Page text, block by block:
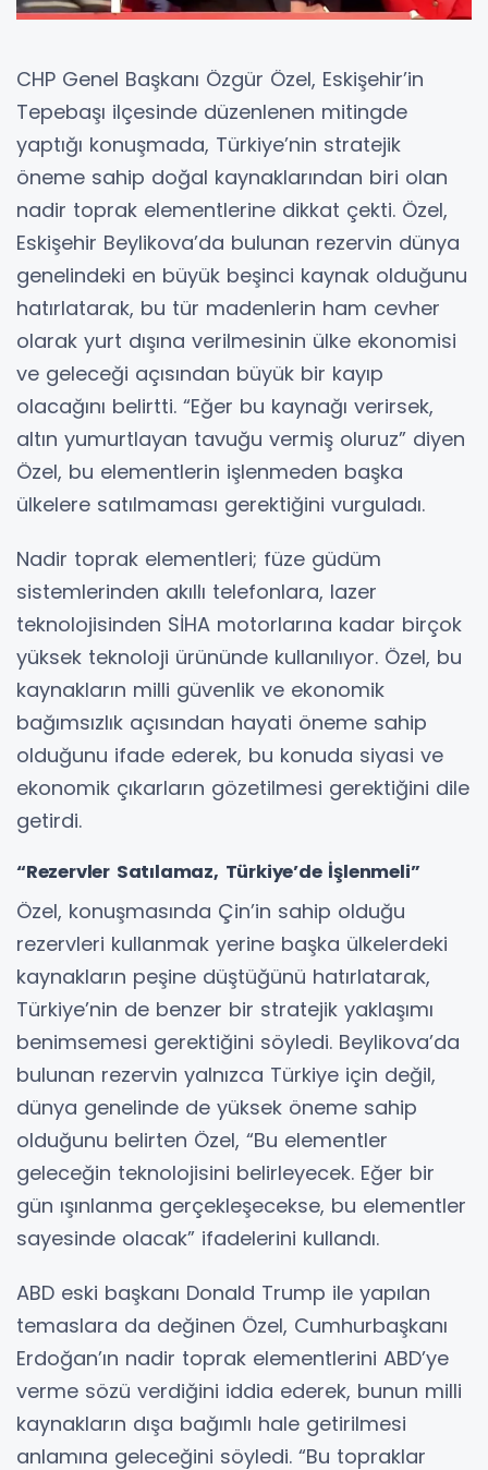
CHP Genel Başkanı Özgür Özel, Eskişehir’in
Tepebaşı ilçesinde düzenlenen mitingde
yaptığı konuşmada, Türkiye’nin stratejik
öneme sahip doğal kaynaklarından biri olan
nadir toprak elementlerine dikkat çekti. Özel,
Eskişehir Beylikova’da bulunan rezervin dünya
genelindeki en büyük beşinci kaynak olduğunu
hatırlatarak, bu tür madenlerin ham cevher
olarak yurt dışına verilmesinin ülke ekonomisi
ve geleceği açısından büyük bir kayıp
olacağını belirtti. “Eğer bu kaynağı verirsek,
altın yumurtlayan tavuğu vermiş oluruz” diyen
Özel, bu elementlerin işlenmeden başka
ülkelere satılmaması gerektiğini vurguladı.
Nadir toprak elementleri; füze güdüm
sistemlerinden akıllı telefonlara, lazer
teknolojisinden SİHA motorlarına kadar birçok
yüksek teknoloji ürününde kullanılıyor. Özel, bu
kaynakların milli güvenlik ve ekonomik
bağımsızlık açısından hayati öneme sahip
olduğunu ifade ederek, bu konuda siyasi ve
ekonomik çıkarların gözetilmesi gerektiğini dile
getirdi.
“Rezervler Satılamaz, Türkiye’de İşlenmeli”
Özel, konuşmasında Çin’in sahip olduğu
rezervleri kullanmak yerine başka ülkelerdeki
kaynakların peşine düştüğünü hatırlatarak,
Türkiye’nin de benzer bir stratejik yaklaşımı
benimsemesi gerektiğini söyledi. Beylikova’da
bulunan rezervin yalnızca Türkiye için değil,
dünya genelinde de yüksek öneme sahip
olduğunu belirten Özel, “Bu elementler
geleceğin teknolojisini belirleyecek. Eğer bir
gün ışınlanma gerçekleşecekse, bu elementler
sayesinde olacak” ifadelerini kullandı.
ABD eski başkanı Donald Trump ile yapılan
temaslara da değinen Özel, Cumhurbaşkanı
Erdoğan’ın nadir toprak elementlerini ABD’ye
verme sözü verdiğini iddia ederek, bunun milli
kaynakların dışa bağımlı hale getirilmesi
anlamına geleceğini söyledi. “Bu topraklar